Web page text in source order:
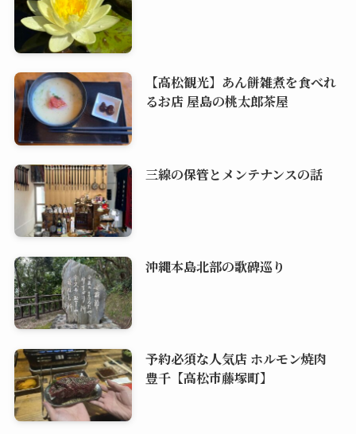
【高松観光】あん餅雑煮を食べれ
るお店 屋島の桃太郎茶屋
三線の保管とメンテナンスの話
沖縄本島北部の歌碑巡り
予約必須な人気店 ホルモン焼肉
豊千【高松市藤塚町】